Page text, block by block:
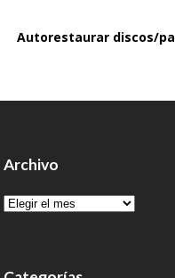
Autorestaurar discos/
Archivo
Archivo